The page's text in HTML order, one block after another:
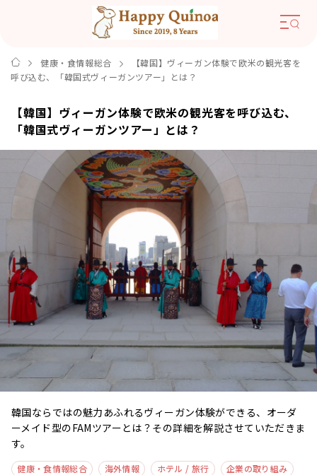
健康・食情報総合
【韓国】ヴィーガン体験で欧米の観光客を
呼び込む、「韓国式ヴィーガンツアー」とは？
【韓国】ヴィーガン体験で欧米の観光客を呼び込む、
「韓国式ヴィーガンツアー」とは？
韓国ならではの魅力あふれるヴィーガン体験ができる、オーダ
ーメイド型のFAMツアーとは？その詳細を解説させていただきま
す。
健康・食情報総合 海外情報 ホテル / 旅行 企業の取り組み